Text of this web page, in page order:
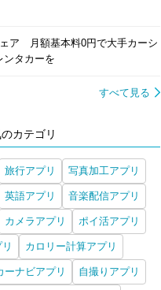
ア 月額基本料0円で大手カーシ
ンタカーを
すべて見る
カテゴリ
旅行アプリ 写真加工アプリ
英語アプリ 音楽配信アプリ
カメラアプリ ポイ活アプリ
カロリー計算アプリ
ーナビアプリ 自撮りアプリ